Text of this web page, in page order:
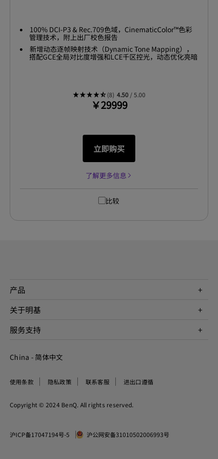
100% DCI-P3 & Rec.709色域，CinematicColor™色彩
管理技术，附上出厂校色报告
新增动态逐帧映射技术（Dynamic Tone Mapping），
搭配GCE全局对比度增强和LCE千区控光，动态优化亮暗
(8) 4.50/ 5.00
￥29999
立即购买
了解更多信息
比较
产品
投影机
WiT智能灯
关于明基
公司简介
企业社会责任
服务支持
档案下载与常见问题
Copyright © 2024 BenQ. All rights reserved.
使用条款 隐私政策 联系客服 进出口遵循
China - 简体中文
沪ICP备17047194号-5 沪公网安备31010502006993号